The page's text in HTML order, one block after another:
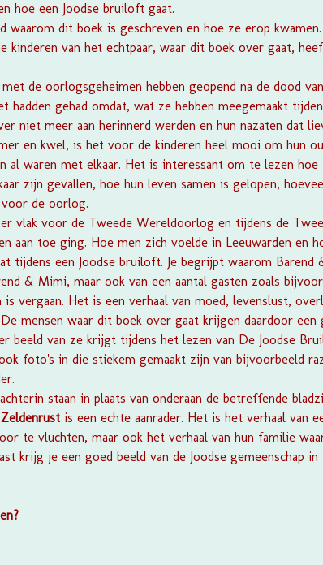
hoe een Joodse bruiloft gaat.
dit boek is geschreven en hoe ze erop
kinderen van het echtpaar, waar dit boek over gaat,
de oorlogsgeheimen hebben geopend na de dood
hadden gehad omdat, wat ze hebben meegemaakt
niet meer aan herinnerd werden en hun nazaten dat
en kwel, is het voor de kinderen heel mooi om hun
al waren met elkaar. Het is interessant om te lezen
zijn gevallen, hoe hun leven samen is gelopen,
de oorlog.
vlak voor de Tweede Wereldoorlog en tijdens de
aan toe ging. Hoe men zich voelde in Leeuwarden en
tijdens een Joodse bruiloft. Je begrijpt waarom
& Mimi, maar ook van een aantal gasten zoals
vergaan. Het is een verhaal van moed, levenslust,
mensen waar dit boek over gaat krijgen daardoor
beeld van ze krijgt tijdens het lezen van De Joodse
foto's in die stiekem gemaakt zijn van bijvoorbeeld
staan in plaats van onderaan de betreffende
is een echte aanrader. Het is het verhaal van
te vluchten, maar ook het verhaal van hun familie
krijg je een goed beeld van de Joodse gemeenschap